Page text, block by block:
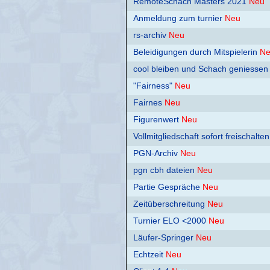
Anmeldung zum turnier Neu
rs-archiv Neu
Beleidigungen durch Mitspielerin
cool bleiben und Schach geniessen
"Fairness" Neu
Fairnes Neu
Figurenwert Neu
Vollmitgliedschaft sofort freischalten
PGN-Archiv Neu
pgn cbh dateien Neu
Partie Gespräche Neu
Zeitüberschreitung Neu
Turnier ELO <2000 Neu
Läufer-Springer Neu
Echtzeit Neu